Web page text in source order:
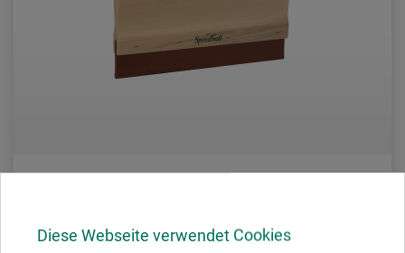
Diese Webseite verwendet Cookies
Fabric Squeegee Nitril-Rakel